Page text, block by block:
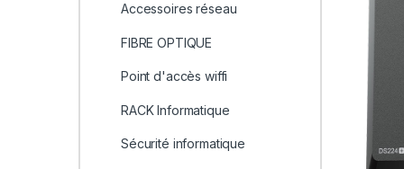
Accessoires réseau
FIBRE OPTIQUE
Point d'accès wiffi
RACK Informatique
Sécurité informatique